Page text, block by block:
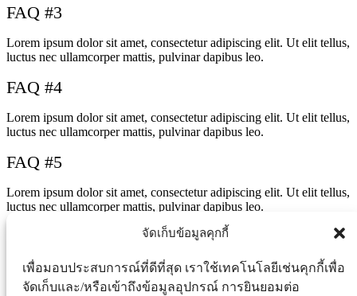
จัดเก็บข้อมูลคุกกี้
เพื่อมอบประสบการณ์ที่ดีที่สุด เราใช้เทคโนโลยีเช่นคุกกี้เพื่อ
จัดเก็บและ/หรือเข้าถึงข้อมูลอุปกรณ์ การยินยอมต่อ
FAQ #3
Lorem ipsum dolor sit amet, consectetur adipiscing elit. Ut elit tellus,
luctus nec ullamcorper mattis, pulvinar dapibus leo.
FAQ #4
Lorem ipsum dolor sit amet, consectetur adipiscing elit. Ut elit tellus,
luctus nec ullamcorper mattis, pulvinar dapibus leo.
FAQ #5
Lorem ipsum dolor sit amet, consectetur adipiscing elit. Ut elit tellus,
luctus nec ullamcorper mattis, pulvinar dapibus leo.
© 2023 Asia Group Kaset. All Rights Reserved.